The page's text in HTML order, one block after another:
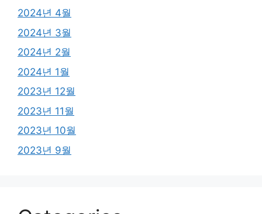
2024년 4월
2024년 3월
2024년 2월
2024년 1월
2023년 12월
2023년 11월
2023년 10월
2023년 9월